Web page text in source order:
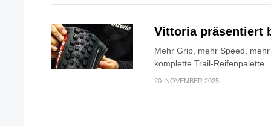
Vittoria präsentiert
Mehr Grip, mehr Speed,
komplette Trail-Reifenpalette...
20. NOVEMBER 2025